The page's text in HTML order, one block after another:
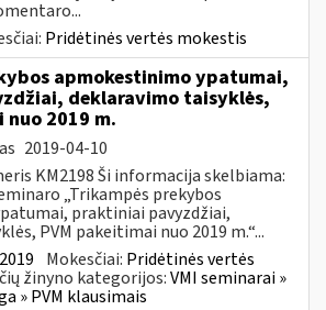
Pridėtinės vertės mokestis
apmokestinimo ypatumai,
deklaravimo taisyklės,
nuo 2019 m.
2019-04-10
KM2198 Ši informacija skelbiama:
„Trikampės prekybos
praktiniai pavyzdžiai,
PVM pakeitimai nuo 2019 m.“...
2019 Mokesčiai: Pridėtinės vertės
žinyno kategorijos:VMI seminarai »
» PVM klausimais